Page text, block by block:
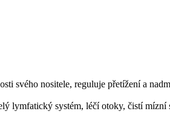
svého nositele, reguluje přetížení a
lymfatický systém, léčí otoky, čistí mízní